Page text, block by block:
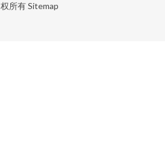
权所有Sitemap